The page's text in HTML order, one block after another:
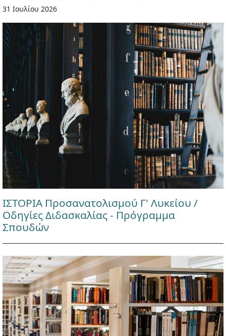
31 Ιουλίου 2026
ΙΣΤΟΡΙΑ Προσανατολισμού Γ' Λυκείου /
Οδηγίες Διδασκαλίας - Πρόγραμμα
Σπουδών